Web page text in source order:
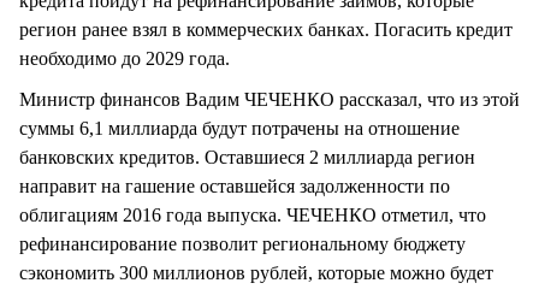
регион ранее взял в коммерческих банках. Погасить кредит
необходимо до 2029 года.
Министр финансов Вадим ЧЕЧЕНКО рассказал, что из этой
суммы 6,1 миллиарда будут потрачены на отношение
банковских кредитов. Оставшиеся 2 миллиарда регион
направит на гашение оставшейся задолженности по
облигациям 2016 года выпуска. ЧЕЧЕНКО отметил, что
рефинансирование позволит региональному бюджету
сэкономить 300 миллионов рублей, которые можно будет